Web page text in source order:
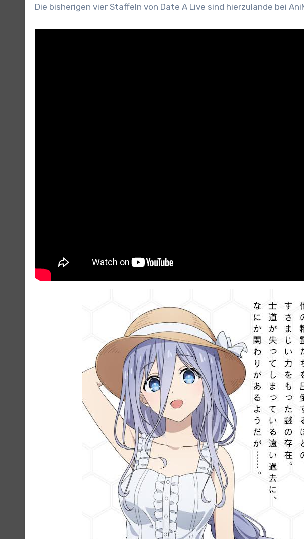
Die bisherigen vier Staffeln von Date A Live sind hierzulande bei